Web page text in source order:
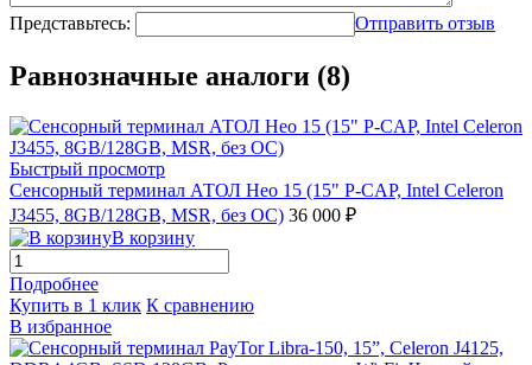
Представьтесь: Отправить отзыв
Равнозначные аналоги (8)
Быстрый просмотр
Сенсорный терминал АТОЛ Нео 15 (15" P-CAP, Intel Celeron
J3455, 8GB/128GB, MSR, без ОС) 36 000 ₽
В корзину
Подробнее
Купить в 1 клик К сравнению
В избранное